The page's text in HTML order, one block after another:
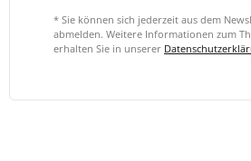
* Sie können sich jederzeit aus dem
abmelden. Weitere Informationen zum
erhalten Sie in unserer